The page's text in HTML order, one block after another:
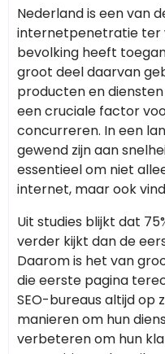
Nederland is een van
internetpenetratie ter
bevolking heeft
groot deel daarvan
producten en
een cruciale factor
concurreren. In een
gewend zijn aan
essentieel om niet
internet, maar ook
Uit studies blijkt dat
verder kijkt dan de
Daarom is het van
die eerste pagina
SEO-bureaus altijd op
manieren om hun
verbeteren om hun